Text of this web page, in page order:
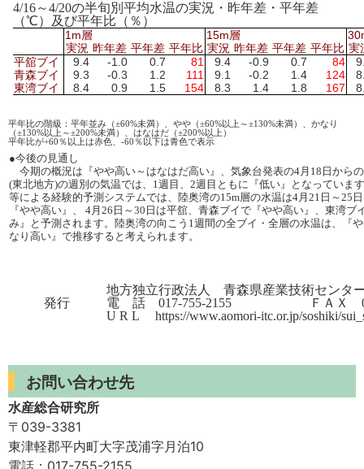
4/16～4/20の半旬別平均水温の実況・昨年差・平年差
（℃）及び平年比（％）
1m層 15m層
実況 昨年差 平年差 平年比 実況 昨年差 平年差 平年比 実
平舘ブイ
9.4 -1.0 0.7 81 9.4 -0.9 0.7 84
青森ブイ
9.3 -0.3 1.2 111 9.1 -0.2 1.4 124
東湾ブイ
8.4 0.9 1.5 154 8.3 1.4 1.8 167
平年比の階級：平年並み（±60%未満）、やや（±60%以上～±130%未満）、かなり
（±130%以上～±200%未満）、はなはだ（±200%以上）
平年比が+60％以上は赤色、-60％以下は青色で表示
●今後の見通し
今期の概況は『やや高い～はなはだ高い』、気象台発表の4月18日から
(東北地方)の週別の気温では、1週目、2週目ともに『低い』となっていま
等による経験的予測システムでは、陸奥湾の15m層の水温は4月21日～25
『やや高い』、 4月26日～30日は平舘、青森ブイで『やや高い』、東湾ブ
み』と予測されます。陸奥湾の向こう1週間の全ブイ・全層の水温は、『
なり高い』で推移すると考えられます。
発行
地方独立行政法人 青森県産業技術センタ
電 話 017-755-2155 ＦＡＸ 017-
U R L https://www.aomori-itc.or.jp/soshiki/
お問い合わせ先
水産総合研究所
〒039-3381
東津軽郡平内町大字茂浦字月泊10